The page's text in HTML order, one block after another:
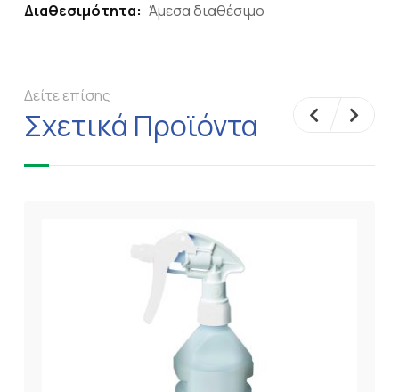
Διαθεσιμότητα: Άμεσα διαθέσιμο
Δείτε επίσης
Σχετικά Προϊόντα